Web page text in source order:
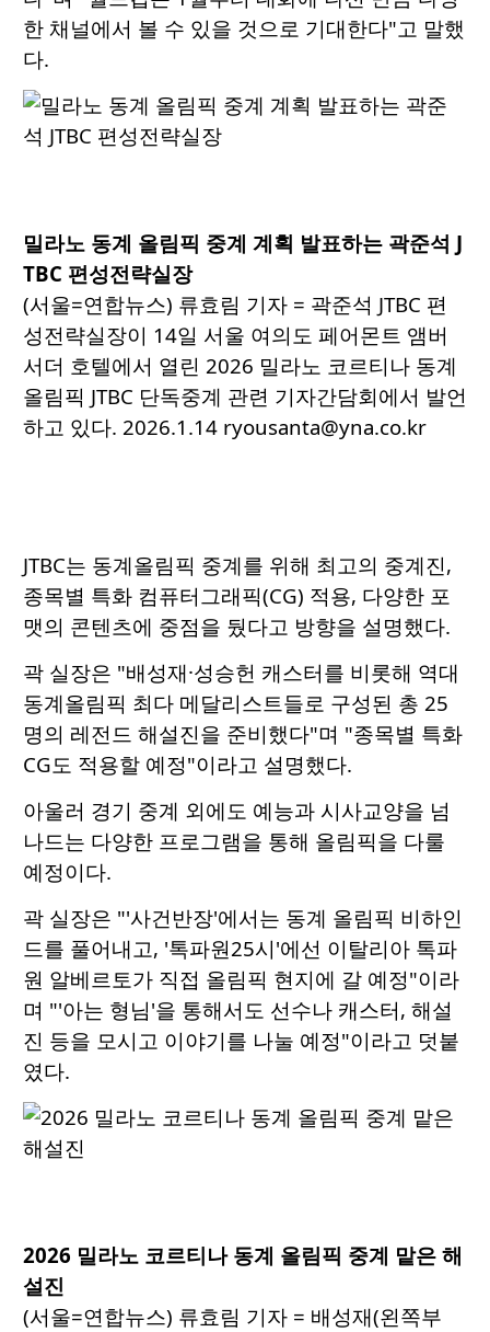
한 채널에서 볼 수 있을 것으로 기대한다"고 말했
다.
밀라노 동계 올림픽 중계 계획 발표하는 곽준석 J
TBC 편성전략실장
(서울=연합뉴스) 류효림 기자 = 곽준석 JTBC 편
성전략실장이 14일 서울 여의도 페어몬트 앰버
서더 호텔에서 열린 2026 밀라노 코르티나 동계
올림픽 JTBC 단독중계 관련 기자간담회에서 발언
하고 있다. 2026.1.14 ryousanta@yna.co.kr
JTBC는 동계올림픽 중계를 위해 최고의 중계진,
종목별 특화 컴퓨터그래픽(CG) 적용, 다양한 포
맷의 콘텐츠에 중점을 뒀다고 방향을 설명했다.
곽 실장은 "배성재·성승헌 캐스터를 비롯해 역대
동계올림픽 최다 메달리스트들로 구성된 총 25
명의 레전드 해설진을 준비했다"며 "종목별 특화
CG도 적용할 예정"이라고 설명했다.
아울러 경기 중계 외에도 예능과 시사교양을 넘
나드는 다양한 프로그램을 통해 올림픽을 다룰
예정이다.
곽 실장은 "'사건반장'에서는 동계 올림픽 비하인
드를 풀어내고, '톡파원25시'에선 이탈리아 톡파
원 알베르토가 직접 올림픽 현지에 갈 예정"이라
며 "'아는 형님'을 통해서도 선수나 캐스터, 해설
진 등을 모시고 이야기를 나눌 예정"이라고 덧붙
였다.
2026 밀라노 코르티나 동계 올림픽 중계 맡은 해
설진
(서울=연합뉴스) 류효림 기자 = 배성재(왼쪽부